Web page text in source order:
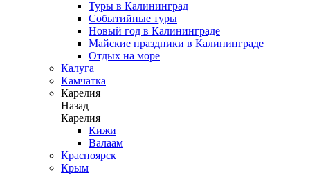
Туры в Калининград
Событийные туры
Новый год в Калининграде
Майские праздники в Калининграде
Отдых на море
Калуга
Камчатка
Карелия
Назад
Карелия
Кижи
Валаам
Красноярск
Крым